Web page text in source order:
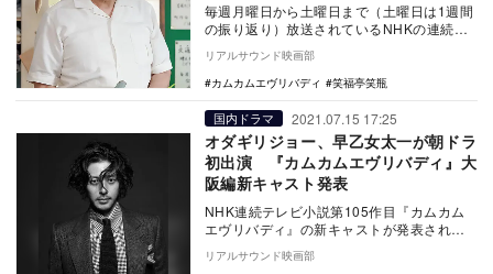
毎週月曜日から土曜日まで（土曜日は1週間
の振り返り）放送されているNHKの連続テ
レビ小説『カムカムエヴリバディ』に出演
している笑…
リアルサウンド映画部
カムカムエヴリバディ
笑福亭笑瓶
国内ドラマ 2021.07.15 17:25
オダギリジョー、早乙女太一が朝ドラ
初出演 『カムカムエヴリバディ』大
阪編新キャスト発表
NHK連続テレビ小説第105作目『カムカム
エヴリバディ』の新キャストが発表され
に、ラ…
リアルサウンド映画部